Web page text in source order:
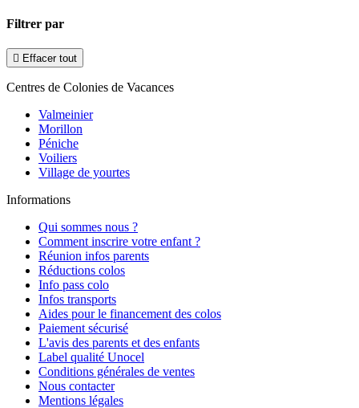
Filtrer par
 Effacer tout
Centres de Colonies de Vacances
Valmeinier
Morillon
Péniche
Voiliers
Village de yourtes
Informations
Qui sommes nous ?
Comment inscrire votre enfant ?
Réunion infos parents
Réductions colos
Info pass colo
Infos transports
Aides pour le financement des colos
Paiement sécurisé
L'avis des parents et des enfants
Label qualité Unocel
Conditions générales de ventes
Nous contacter
Mentions légales